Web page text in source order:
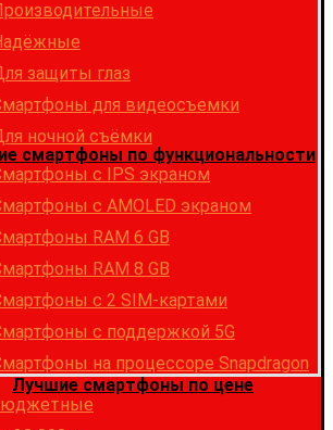
защиты глаз
для видеосъемки
ночной съёмки
смартфоны по функциональности
с IPS экраном
c AMOLED экраном
RAM 6 GB
RAM 8 GB
с 2 SIM-картами
с поддержкой 5G
на процессоре Snapdragon
Лучшие смартфоны по цене